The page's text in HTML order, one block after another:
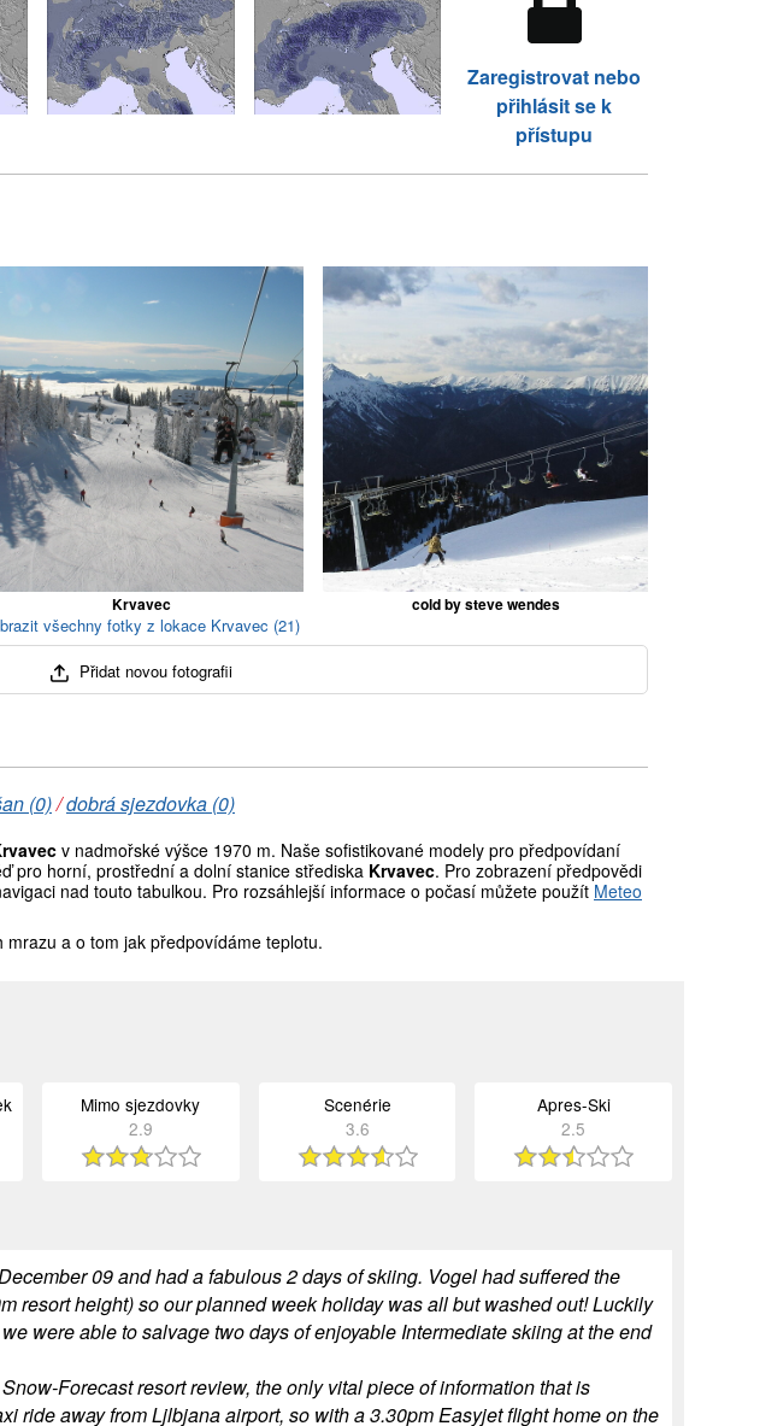
Zaregistrovat nebo
přihlásit se k
přístupu
Krvavec cold by steve wendes
všechny fotky z lokace Krvavec (21)
Přidat novou fotografii
(0)/dobrá sjezdovka (0)
v nadmořské výšce 1970 m. Naše sofistikované modely pro předpovídaní
pro horní, prostřední a dolní stanice střediska Krvavec. Pro zobrazení předpovědi
nad touto tabulkou. Pro rozsáhlejší informace o počasí můžete použít Meteo
a o tom jak předpovídáme teplotu.
Mimo sjezdovky
2.9
Scenérie
3.6
Apres-Ski
2.5
09 and had a fabulous 2 days of skiing. Vogel had suffered the
resort height) so our planned week holiday was all but washed out! Luckily
were able to salvage two days of enjoyable Intermediate skiing at the end
Forecast resort review, the only vital piece of information that is
ride away from Ljlbjana airport, so with a 3.30pm Easyjet flight home on the